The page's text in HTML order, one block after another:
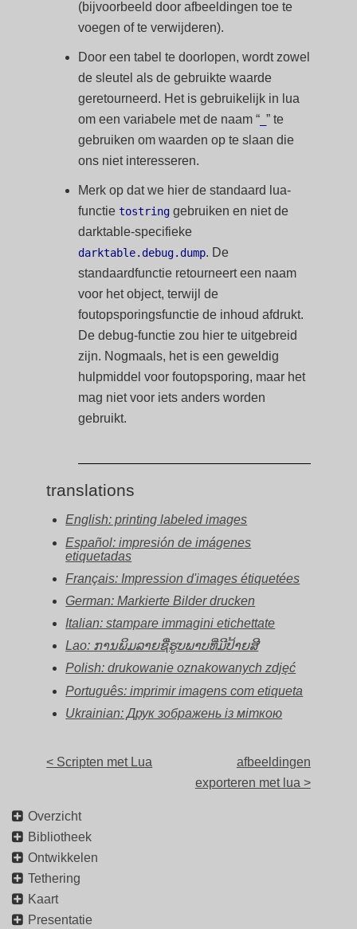
(bijvoorbeeld door afbeeldingen toe te
voegen of te verwijderen).
Door een tabel te doorlopen, wordt zowel
de sleutel als de gebruikte waarde
geretourneerd. Het is gebruikelijk in lua
om een variabele met de naam “ _” te
gebruiken om waarden op te slaan die
ons niet interesseren.
Merk op dat we hier de standaard lua-
functie tostring gebruiken en niet de
darktable-specifieke
darktable.debug.dump. De
standaardfunctie retourneert een naam
voor het object, terwijl de
foutopsporingsfunctie de inhoud afdrukt.
De debug-functie zou hier te uitgebreid
zijn. Nogmaals, het is een geweldig
hulpmiddel voor foutopsporing, maar het
mag niet voor iets anders worden
gebruikt.
translations
English: printing labeled images
Español: impresión de imágenes
etiquetadas
Français: Impression d'images étiquetées
German: Markierte Bilder drucken
Italian: stampare immagini etichettate
Lao: ການພິມລາຍຊື່ຮູບພາບທີ່ມີປ້າຍສີ
Polish: drukowanie oznakowanych zdjęć
Português: imprimir imagens com etiqueta
Ukrainian: Друк зображень із міткою
< Scripten met Lua
afbeeldingen
exporteren met lua >
Overzicht
Bibliotheek
Ontwikkelen
Tethering
Kaart
Presentatie